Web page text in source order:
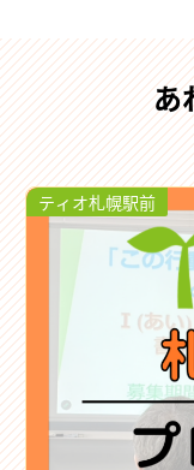
あ
ティオ札幌駅前